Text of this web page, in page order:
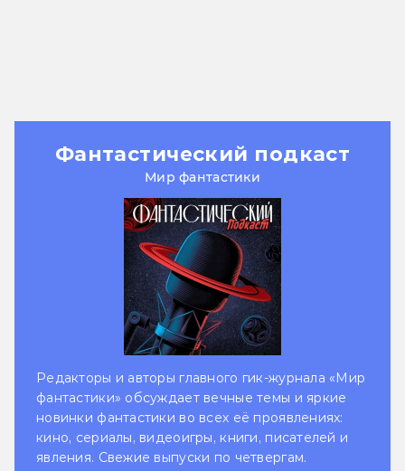
Фантастический подкаст
Мир фантастики
Редакторы и авторы главного гик-журнала «Мир
фантастики» обсуждает вечные темы и яркие
новинки фантастики во всех её проявлениях:
кино, сериалы, видеоигры, книги, писателей и
явления. Свежие выпуски по четвергам.